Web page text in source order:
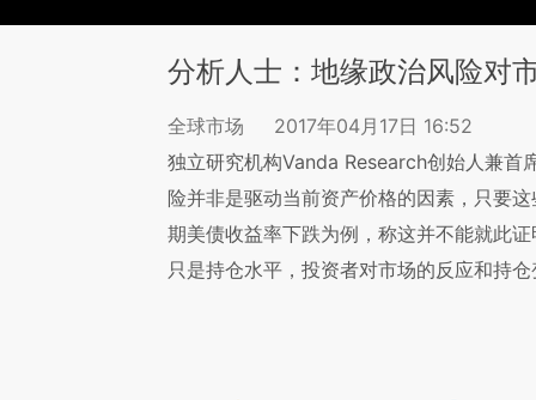
分析人士：地缘政治风险对
全球市场
2017年04月17日 16:52
独立研究机构Vanda Research创始人兼
险并非是驱动当前资产价格的因素，只要
期美债收益率下跌为例，称这并不能就此
只是持仓水平，投资者对市场的反应和持